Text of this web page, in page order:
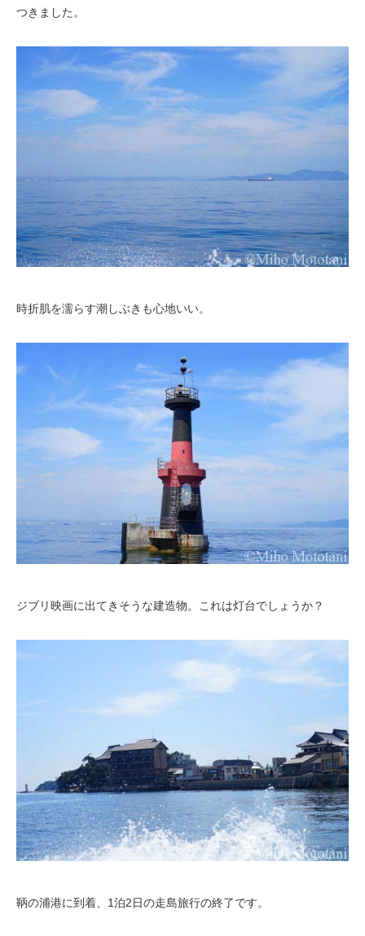
つきました。
時折肌を濡らす潮しぶきも心地いい。
ジブリ映画に出てきそうな建造物。これは灯台でしょうか？
鞆の浦港に到着、1泊2日の走島旅行の終了です。